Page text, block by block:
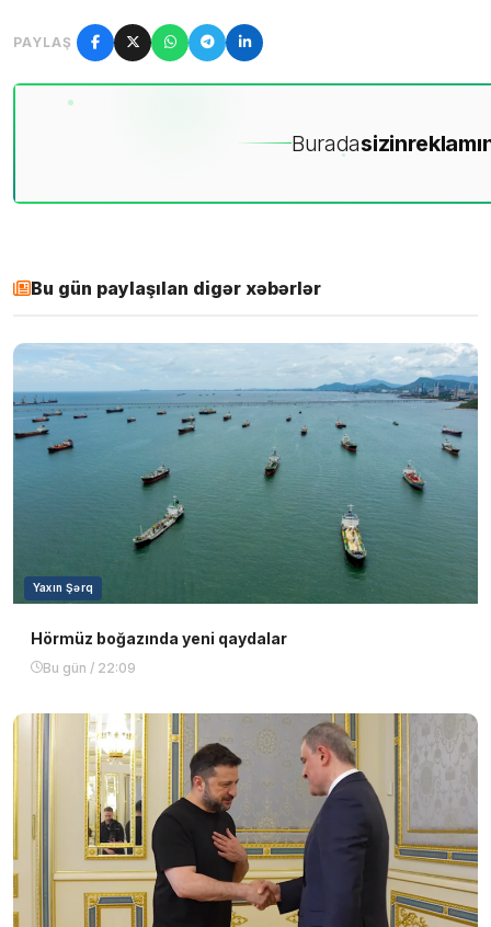
PAYLAŞ
Buradasizin
Bu gün paylaşılan digər xəbərlər
Yaxın Şərq
Hörmüz boğazında yeni qaydalar
Bu gün / 22:09